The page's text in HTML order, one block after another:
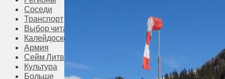
Соседи
Транспорт
Выбор читателей
Калейдоскоп
Армия
Сейм Литвы
Культура
Больше